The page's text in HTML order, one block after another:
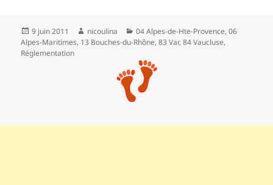
Publié
le
9 juin 2011 Auteur
nicoulina Catégories
04 Alpes-de-Hte-Provence,06
Alpes-Maritimes, 13 Bouches-du-Rhône,83 Var,84 Vaucluse,
Réglementation